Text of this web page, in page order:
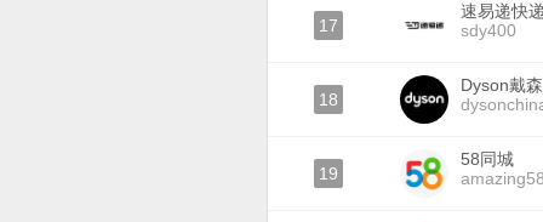
17
速易递快
sdy400
18
Dyson戴森
19
58同城